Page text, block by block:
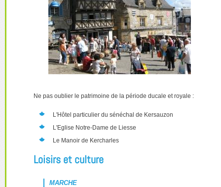
Ne pas oublier le patrimoine de la période ducale et royale :
L'Hôtel particulier du sénéchal de Kersauzon
L'Eglise Notre-Dame de Liesse
Le Manoir de Kercharles
Loisirs et culture
MARCHE